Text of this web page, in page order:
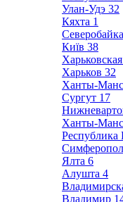
Улан-Удэ 32
Кяхта 1
Київ 38
Харьков 32
Ханты-
Сургут 17
Ханты-
Ялта 6
Алушта 4
Владимир